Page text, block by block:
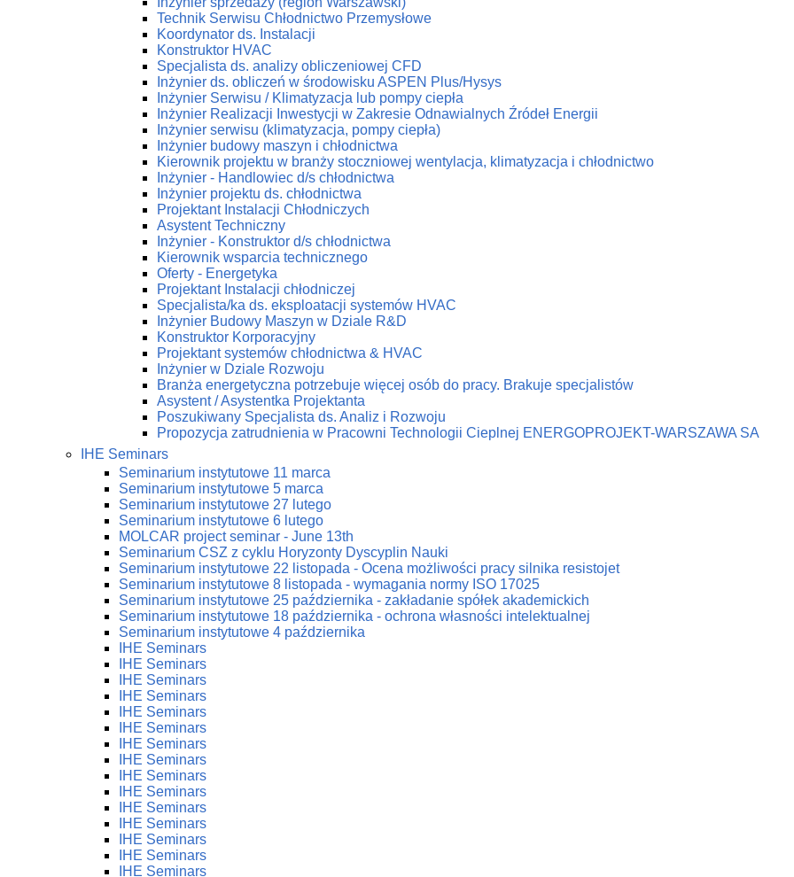
Technik Serwisu Chłodnictwo Przemysłowe
Koordynator ds. Instalacji
Konstruktor HVAC
Specjalista ds. analizy obliczeniowej CFD
Inżynier ds. obliczeń w środowisku ASPEN Plus/Hysys
Inżynier Serwisu / Klimatyzacja lub pompy ciepła
Inżynier Realizacji Inwestycji w Zakresie Odnawialnych Źródeł Energii
Inżynier serwisu (klimatyzacja, pompy ciepła)
Inżynier budowy maszyn i chłodnictwa
Kierownik projektu w branży stoczniowej wentylacja, klimatyzacja i chłodnictwo
Inżynier - Handlowiec d/s chłodnictwa
Inżynier projektu ds. chłodnictwa
Projektant Instalacji Chłodniczych
Asystent Techniczny
Inżynier - Konstruktor d/s chłodnictwa
Kierownik wsparcia technicznego
Oferty - Energetyka
Projektant Instalacji chłodniczej
Specjalista/ka ds. eksploatacji systemów HVAC
Inżynier Budowy Maszyn w Dziale R&D
Konstruktor Korporacyjny
Projektant systemów chłodnictwa & HVAC
Inżynier w Dziale Rozwoju
Branża energetyczna potrzebuje więcej osób do pracy. Brakuje specjalistów
Asystent / Asystentka Projektanta
Poszukiwany Specjalista ds. Analiz i Rozwoju
Propozycja zatrudnienia w Pracowni Technologii Cieplnej ENERGOPROJEKT-WARSZAWA SA
IHE Seminars
Seminarium instytutowe 11 marca
Seminarium instytutowe 5 marca
Seminarium instytutowe 27 lutego
Seminarium instytutowe 6 lutego
MOLCAR project seminar - June 13th
Seminarium CSZ z cyklu Horyzonty Dyscyplin Nauki
Seminarium instytutowe 22 listopada - Ocena możliwości pracy silnika resistojet
Seminarium instytutowe 8 listopada - wymagania normy ISO 17025
Seminarium instytutowe 25 października - zakładanie spółek akademickich
Seminarium instytutowe 18 października - ochrona własności intelektualnej
Seminarium instytutowe 4 października
IHE Seminars
IHE Seminars
IHE Seminars
IHE Seminars
IHE Seminars
IHE Seminars
IHE Seminars
IHE Seminars
IHE Seminars
IHE Seminars
IHE Seminars
IHE Seminars
IHE Seminars
IHE Seminars
IHE Seminars